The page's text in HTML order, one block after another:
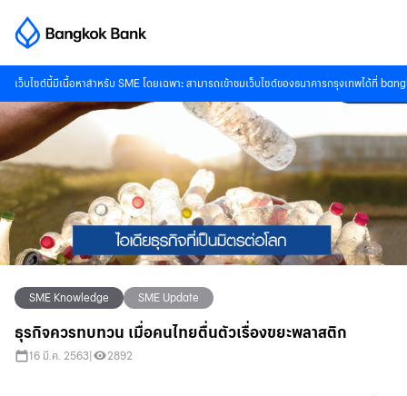
เว็บไซต์นี้มีเนื้อหาสำหรับ SME โดยเฉพาะ สามารถเข้าชมเว็บไซต์ของธนาคารกรุงเทพได้ที่
SME Knowledge SME Update
ธุรกิจควรทบทวน เมื่อคนไทยตื่นตัวเรื่องขยะพลาสติก
16 มี.ค. 2563 2892